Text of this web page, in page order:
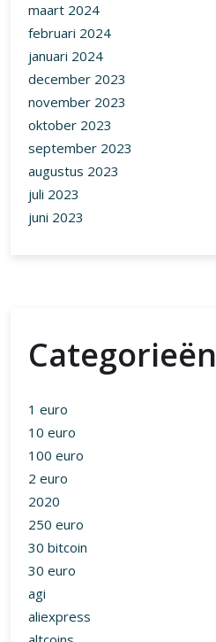
maart 2024
februari 2024
januari 2024
december 2023
november 2023
oktober 2023
september 2023
augustus 2023
juli 2023
juni 2023
Categorieën
1 euro
10 euro
100 euro
2 euro
2020
250 euro
30 bitcoin
30 euro
agi
aliexpress